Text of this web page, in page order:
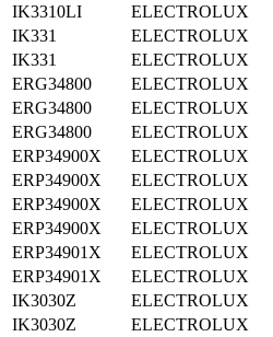
IK3310LI
ELECTROLUX
IK331
ELECTROLUX
IK331
ELECTROLUX
ERG34800
ELECTROLUX
ERG34800
ELECTROLUX
ERG34800
ELECTROLUX
ERP34900X
ELECTROLUX
ERP34900X
ELECTROLUX
ERP34900X
ELECTROLUX
ERP34900X
ELECTROLUX
ERP34901X
ELECTROLUX
ERP34901X
ELECTROLUX
IK3030Z
ELECTROLUX
IK3030Z
ELECTROLUX